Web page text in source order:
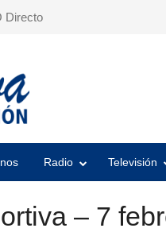
Directo
Radio Televisión
– 7